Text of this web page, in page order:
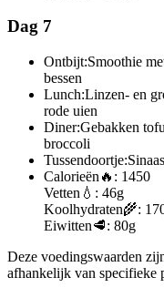
Dag 7
Ontbijt:Smoothie
bessen
Lunch:Linzen- en
rode uien
Diner:Gebakken
broccoli
Tussendoortje:
Calorieën 🔥: 1450
Vetten 💧: 46g
Koolhydraten🌾:
Eiwitten🥩: 80g
Deze voedingswaarden
afhankelijk van specifieke